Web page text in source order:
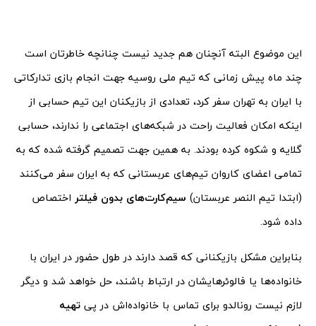
این موضوع البته آنچنان هم جدید نیست چنانچه خاطرتان است
چند ماه پیش زمانی که تیم ملی روسیه جهت انجام بازی تدارکاتی
با ایران به تهران سفر کرد، تعدادی از بازیکنان این تیم حسابی از
اینکه امکان فعالیت راحت در شبکه‌های اجتماعی را ندارند، حسابی
گلایه و شکوه کرده بودند. به همین جهت تصمیم گرفته شده که به
تمامی اعضای کاروان تیم‌های عربستانی که به ایران سفر می‌کنند
(ابتدا تیم النصر عربستان) سیم‌کارت‌های بدون فیلتر اختصاص
داده شود.
بنابراین مشکل بازیکنانی که قصد دارند در طول حضور در ایران با
خانواده‌ها یا فالوئرهایشان در ارتباط باشند، حل خواهد شد و دیگر
لازم نیست رونالدو برای تماس با خانواده‌اش در پی تهیه